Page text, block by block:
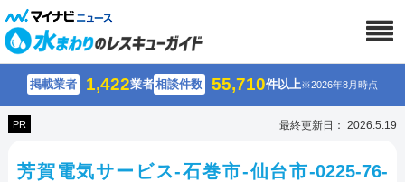
掲載業者 1,422業者相談件数 55,710件以上※2026年8月時点
PR 最終更新日： 2026.5.19
芳賀電気サービス-石巻市-仙台市-0225-76-